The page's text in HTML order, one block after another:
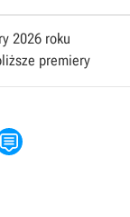
2026 roku
premiery